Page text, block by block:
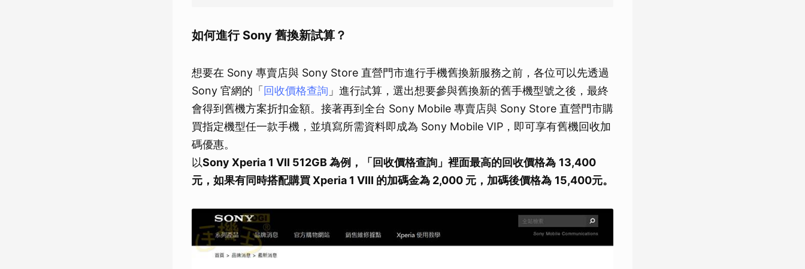
如何進行 Sony 舊換新試算？
想要在 Sony 專賣店與 Sony Store 直營門市進行手機舊換新服務之前，各位可以先透過
Sony 官網的「 回收價格查詢 」進行試算，選出想要參與舊換新的舊手機型號之後，最終
會得到舊機方案折扣金額。接著再到全台 Sony Mobile 專賣店與 Sony Store 直營門市購
買指定機型任一款手機，並填寫所需資料即成為 Sony Mobile VIP，即可享有舊機回收加
碼優惠。
以Sony Xperia 1 VII 512GB 為例，「回收價格查詢」裡面最高的回收價格為 13,400
元，如果有同時搭配購買 Xperia 1 VIII 的加碼金為 2,000 元，加碼後價格為 15,400元。